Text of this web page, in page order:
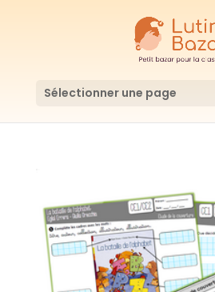
Sélectionner une page